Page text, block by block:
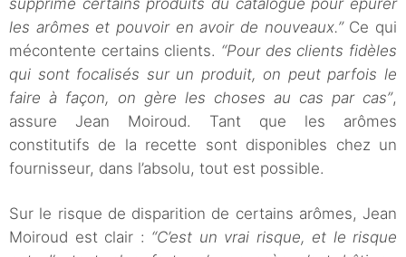
supprime certains produits du catalogue pour épurer
les arômes et pouvoir en avoir de nouveaux.”Ce qui
mécontente certains clients. “Pour des clients fidèles
qui sont focalisés sur un produit, on peut parfois le
faire à façon, on gère les choses au cas par cas”,
assure Jean Moiroud. Tant que les arômes
constitutifs de la recette sont disponibles chez un
fournisseur, dans l’absolu, tout est possible.
Sur le risque de disparition de certains arômes, Jean
Moiroud est clair : “C’est un vrai risque, et le risque